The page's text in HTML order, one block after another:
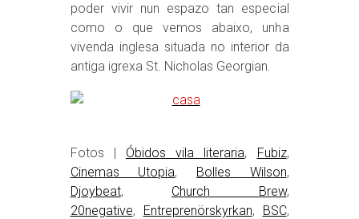
poder vivir nun espazo tan especial
como o que vemos abaixo, unha
vivenda inglesa situada no interior da
antiga igrexa St. Nicholas Georgian.
Fotos | Óbidos vila literaria, Fubiz,
Cinemas Utopia, Bolles Wilson,
Djoybeat, Church Brew,
20negative, Entreprenörskyrkan, BSC,